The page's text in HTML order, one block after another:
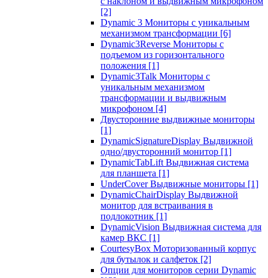
[2]
Dynamic 3 Мониторы с уникальным
механизмом трансформации [6]
Dynamic3Reverse Мониторы с
подъемом из горизонтального
положения [1]
Dynamic3Talk Мониторы с
уникальным механизмом
трансформации и выдвижным
микрофоном [4]
Двусторонние выдвижные мониторы
[1]
DynamicSignatureDisplay Выдвижной
одно/двусторонний монитор [1]
DynamicTabLift Выдвижная система
для планшета [1]
UnderCover Выдвижные мониторы [1]
DynamicChairDisplay Выдвижной
монитор для встраивания в
подлокотник [1]
DynamicVision Выдвижная система для
камер ВКС [1]
CourtesyBox Моторизованный корпус
для бутылок и салфеток [2]
Опции для мониторов серии Dynamic